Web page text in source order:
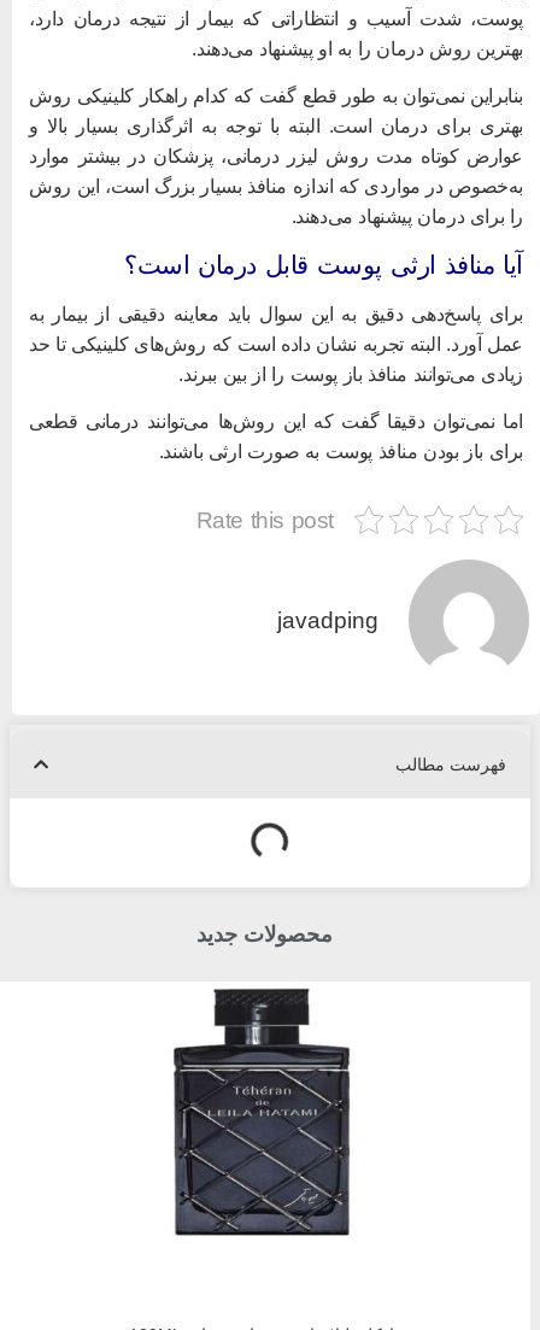
شدت آسیب و انتظاراتی که بیمار از نتیجه درمان دارد،
روش درمان را به او پیشنهاد می‌دهند.
نمی‌توان به طور قطع گفت که کدام راهکار کلینیکی روش
برای درمان است. البته با توجه به اثرگذاری بسیار بالا و
کوتاه مدت روش لیزر درمانی، پزشکان در بیشتر موارد
در مواردی که اندازه منافذ بسیار بزرگ است، این روش
برای درمان پیشنهاد می‌دهند.
منافذ ارثی پوست قابل درمان است؟
پاسخ‌دهی دقیق به این سوال باید معاینه دقیقی از بیمار به
آورد. البته تجربه نشان داده است که روش‌های کلینیکی تا حد
می‌توانند منافذ باز پوست را از بین ببرند.
نمی‌توان دقیقا گفت که این روش‌ها می‌توانند درمانی قطعی
باز بودن منافذ پوست به صورت ارثی باشند.
Rate this post
javadping
فهرست مطالب
محصولات جدید